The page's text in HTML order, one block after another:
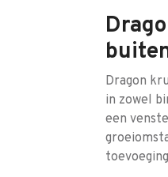
Dragon
in zowel
een